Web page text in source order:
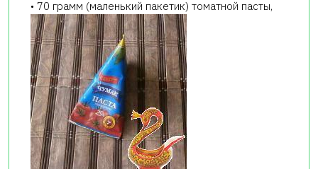
• 70 грамм (маленький пакетик) томатной пасты,